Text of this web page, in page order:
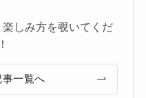
しみ方を覗いてくだ
事一覧へ